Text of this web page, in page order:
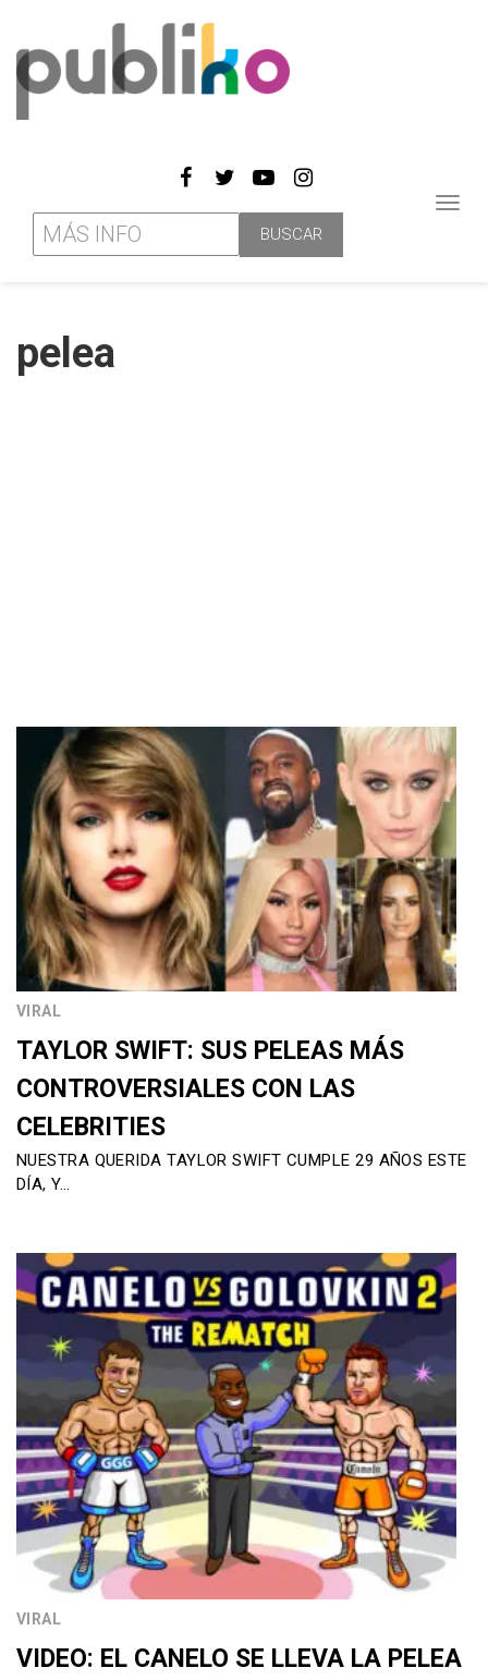
pelea
VIRAL
TAYLOR SWIFT: SUS PELEAS MÁS
CONTROVERSIALES CON LAS
CELEBRITIES
NUESTRA QUERIDA TAYLOR SWIFT CUMPLE 29 AÑOS ESTE
DÍA, Y…
VIRAL
VIDEO: EL CANELO SE LLEVA LA PELEA